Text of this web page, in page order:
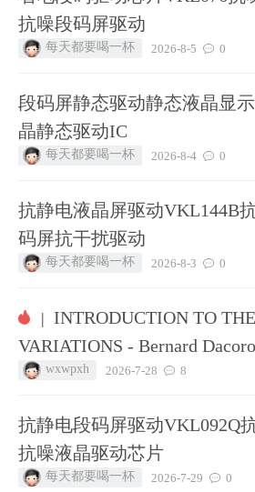
抗噪段码屏驱动
每天都要喝一杯 2026-8-5 0
段码屏静态驱动静态液晶显
晶静态驱动IC
每天都要喝一杯 2026-8-4 0
抗静电液晶屏驱动VKL144B
码屏抗干扰驱动
每天都要喝一杯 2026-8-3 0
| INTRODUCTION TO
VARIATIONS - Bernard
wxwpxh 2026-7-28 8
抗静电段码屏驱动VKL092Q
抗噪液晶驱动芯片
每天都要喝一杯 2026-7-29 0